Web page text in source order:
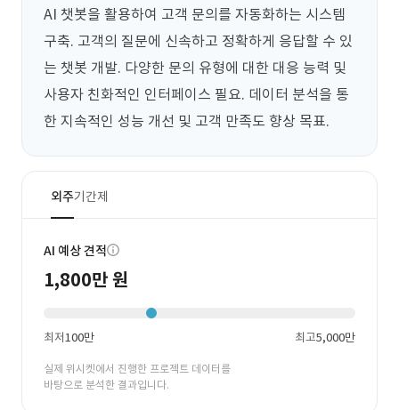
AI 챗봇을 활용하여 고객 문의를 자동화하는 시스템
구축. 고객의 질문에 신속하고 정확하게 응답할 수 있
는 챗봇 개발. 다양한 문의 유형에 대한 대응 능력 및
사용자 친화적인 인터페이스 필요. 데이터 분석을 통
한 지속적인 성능 개선 및 고객 만족도 향상 목표.
외주기간제
AI 예상 견적
1,800만 원
최저100만 최고5,000만
실제 위시켓에서 진행한 프로젝트 데이터를
바탕으로 분석한 결과입니다.